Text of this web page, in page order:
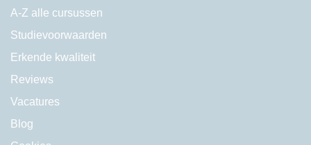
A-Z alle cursussen
Studievoorwaarden
Erkende kwaliteit
Reviews
Vacatures
Blog